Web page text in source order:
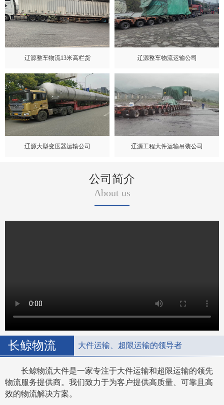
辽源整车物流13米高栏货 辽源整车物流运输公司
辽源大型变压器运输公司 辽源工程大件运输吊装公司
公司简介
About us
长鲸物流 大件运输、超限运输的领导者
长鲸物流大件是一家专注于大件运输和超限运输的领先
物流服务提供商。我们致力于为客户提供高质量、可靠且高
效的物流解决方案。